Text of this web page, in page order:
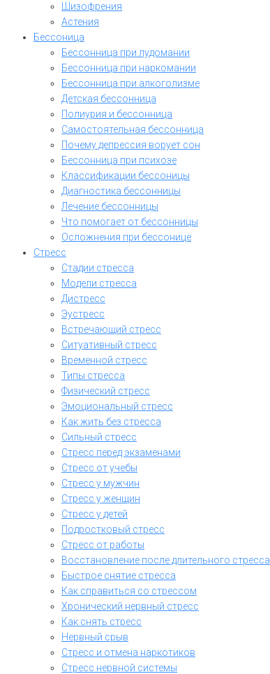
Шизофрения
Астения
Бессоница
Бессонница при лудомании
Бессонница при наркомании
Бессонница при алкоголизме
Детская бессонница
Полиурия и бессонница
Самостоятельная бессонница
Почему депрессия ворует сон
Бессонница при психозе
Классификации бессоницы
Диагностика бессонницы
Лечение бессонницы
Что помогает от бессонницы
Осложнения при бессонице
Стресс
Стадии стресса
Модели стресса
Дистресс
Эустресс
Встречающий стресс
Ситуативный стресс
Временной стресс
Типы стресса
Физический стресс
Эмоциональный стресс
Как жить без стресса
Сильный стресс
Стресс перед экзаменами
Стресс от учебы
Стресс у мужчин
Стресс у женщин
Стресс у детей
Подростковый стресс
Стресс от работы
Восстановление после длительного стресса
Быстрое снятие стресса
Как справиться со стрессом
Хронический нервный стресс
Как снять стресс
Нервный срыв
Стресс и отмена наркотиков
Стресс нервной системы